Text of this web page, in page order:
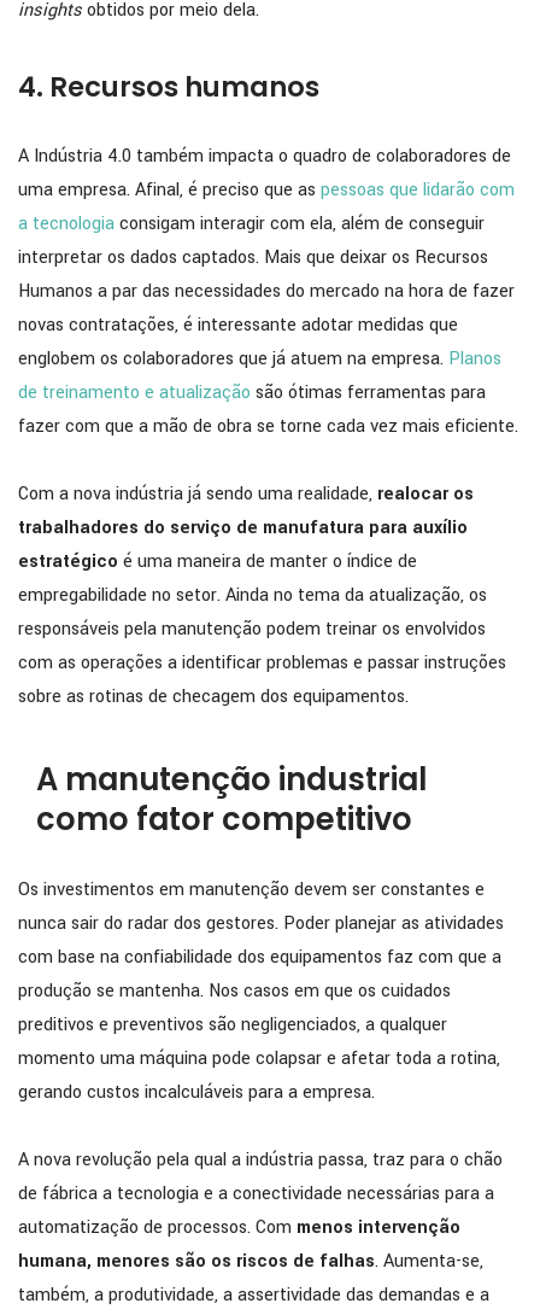
insightsobtidos por meio dela.
4. Recursos humanos
A Indústria 4.0 também impacta o quadro de colaboradores de
uma empresa. Afinal, é preciso que as pessoas que lidarão com
a tecnologiaconsigam interagir com ela, além de conseguir
interpretar os dados captados. Mais que deixar os Recursos
Humanos a par das necessidades do mercado na hora de fazer
novas contratações, é interessante adotar medidas que
englobem os colaboradores que já atuem na empresa. Planos
de treinamento e atualização são ótimas ferramentas para
fazer com que a mão de obra se torne cada vez mais eficiente.
Com a nova indústria já sendo uma realidade, realocar os
trabalhadores do serviço de manufatura para auxílio
estratégico é uma maneira de manter o índice de
empregabilidade no setor. Ainda no tema da atualização, os
responsáveis pela manutenção podem treinar os envolvidos
com as operações a identificar problemas e passar instruções
sobre as rotinas de checagem dos equipamentos.
A manutenção industrial
como fator competitivo
Os investimentos em manutenção devem ser constantes e
nunca sair do radar dos gestores. Poder planejar as atividades
com base na confiabilidade dos equipamentos faz com que a
produção se mantenha. Nos casos em que os cuidados
preditivos e preventivos são negligenciados, a qualquer
momento uma máquina pode colapsar e afetar toda a rotina,
gerando custos incalculáveis para a empresa.
A nova revolução pela qual a indústria passa, traz para o chão
de fábrica a tecnologia e a conectividade necessárias para a
automatização de processos. Com menos intervenção
humana, menores são os riscos de falhas. Aumenta-se,
também, a produtividade, a assertividade das demandas e a